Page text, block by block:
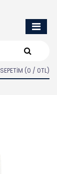
SEPETİM (0 / 0TL)